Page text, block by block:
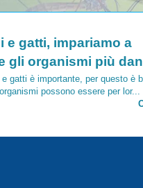
e gatti, impariamo a
gli organismi più
gatti è importante, per questo è
possono essere per lor...